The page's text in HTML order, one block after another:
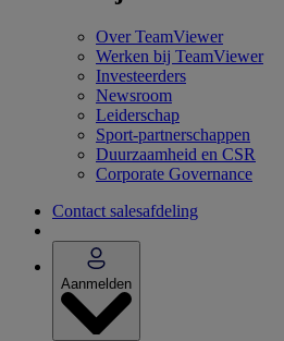
Over TeamViewer
Werken bij TeamViewer
Investeerders
Newsroom
Leiderschap
Sport-partnerschappen
Duurzaamheid en CSR
Corporate Governance
Contact salesafdeling
Aanmelden